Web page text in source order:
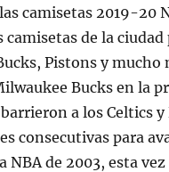
camisetas 2019-20
camisetas de la ciudad
Pistons y mucho
Bucks en la
a los Celtics
consecutivas para
NBA de 2003, esta vez